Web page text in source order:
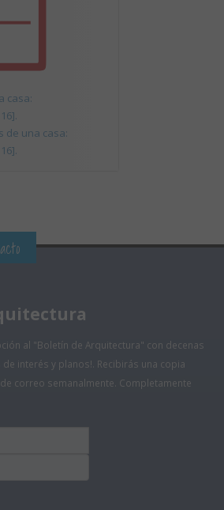
de una casa:
al "Boletín de Arquitectura" con decenas
interés y planos!. Recibirás una copia
correo semanalmente. Completamente